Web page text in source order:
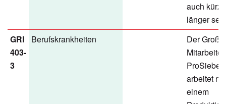
auch
länger
GRI
403-
3
Berufskrankheiten
Der
arbeitet
einem